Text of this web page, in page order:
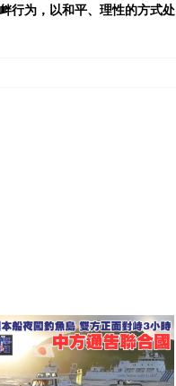
行为，以和平、理性的方式处